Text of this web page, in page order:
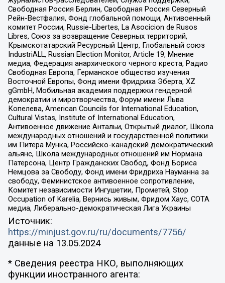
Свободная Россия Берлин, Свободная Россия Северный
Рейн-Вестфалия, Фонд глобальной помощи, Антивоенный
комитет России, Russie-Libertes, La Asocicion de Rusos
Libres, Союз за возвращение Северных территорий,
Крымскотатарский Ресурсный Центр, Глобальный союз
IndustriALL, Russian Election Monitor, Article 19, Мнение
медиа, Федерация анархического черного креста, Радио
Свободная Европа, Германское общество изучения
Восточной Европы, Фонд имени Фридриха Эберта, XZ
gGmbH, Мобильная академия поддержки гендерной
демократии и миротворчества, Форум имени Льва
Копелева, American Councils for International Education,
Cultural Vistas, Institute of International Education,
Антивоенное движение Антальи, Открытый диалог, Школа
международных отношений и государственной политики
им Питера Мунка, Российско-канадский демократический
альянс, Школа международных отношений им Нормана
Патерсона, Центр Гражданских Свобод, Фонд Бориса
Немцова за Свободу, Фонд имени Фридриха Науманна за
свободу, Феминистское антивоенное сопротивление,
Комитет независимости Ингушетии, Прометей, Stop
Occupation of Karelia, Вернись живым, Фридом Хаус, СОТА
медиа, Либерально-демократическая Лига Украины
Источник:
https://minjust.gov.ru/ru/documents/7756/
данные на 13.05.2024
* Сведения реестра НКО, выполняющих
функции иностранного агента: